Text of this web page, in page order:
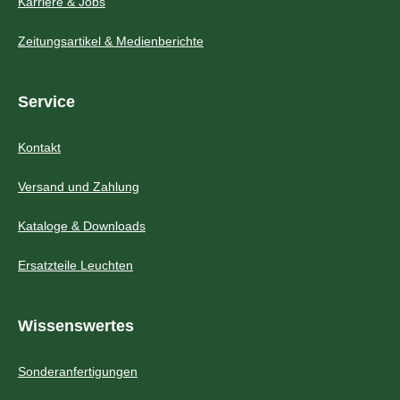
Zeitungsartikel & Medienberichte
Service
Kontakt
Versand und Zahlung
Kataloge & Downloads
Ersatzteile Leuchten
Wissenswertes
Sonderanfertigungen